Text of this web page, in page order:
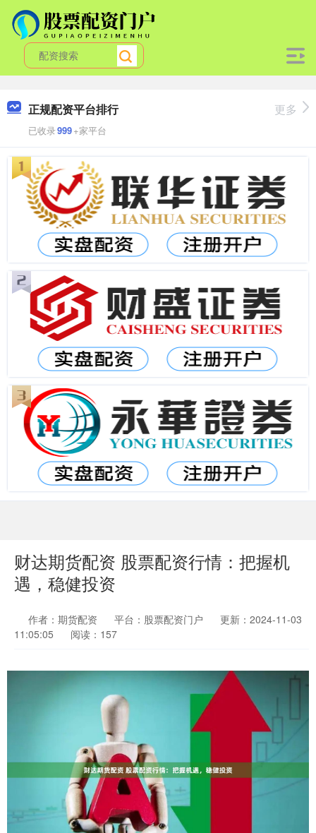
正规配资平台排行
已收录999+家平台
更多
财达期货配资 股票配资行情：把握机
遇，稳健投资
作者：期货配资 平台：股票配资门户
更新：2024-11-03
11:05:05
阅读：157